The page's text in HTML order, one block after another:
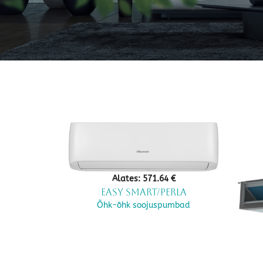
Alates: 571.64 €
Easy Smart/Perla
Õhk-õhk soojuspumbad